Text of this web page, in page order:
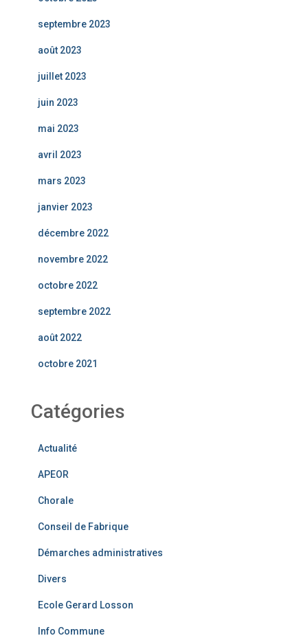
septembre 2023
août 2023
juillet 2023
juin 2023
mai 2023
avril 2023
mars 2023
janvier 2023
décembre 2022
novembre 2022
octobre 2022
septembre 2022
août 2022
octobre 2021
Catégories
Actualité
APEOR
Chorale
Conseil de Fabrique
Démarches administratives
Divers
Ecole Gerard Losson
Info Commune